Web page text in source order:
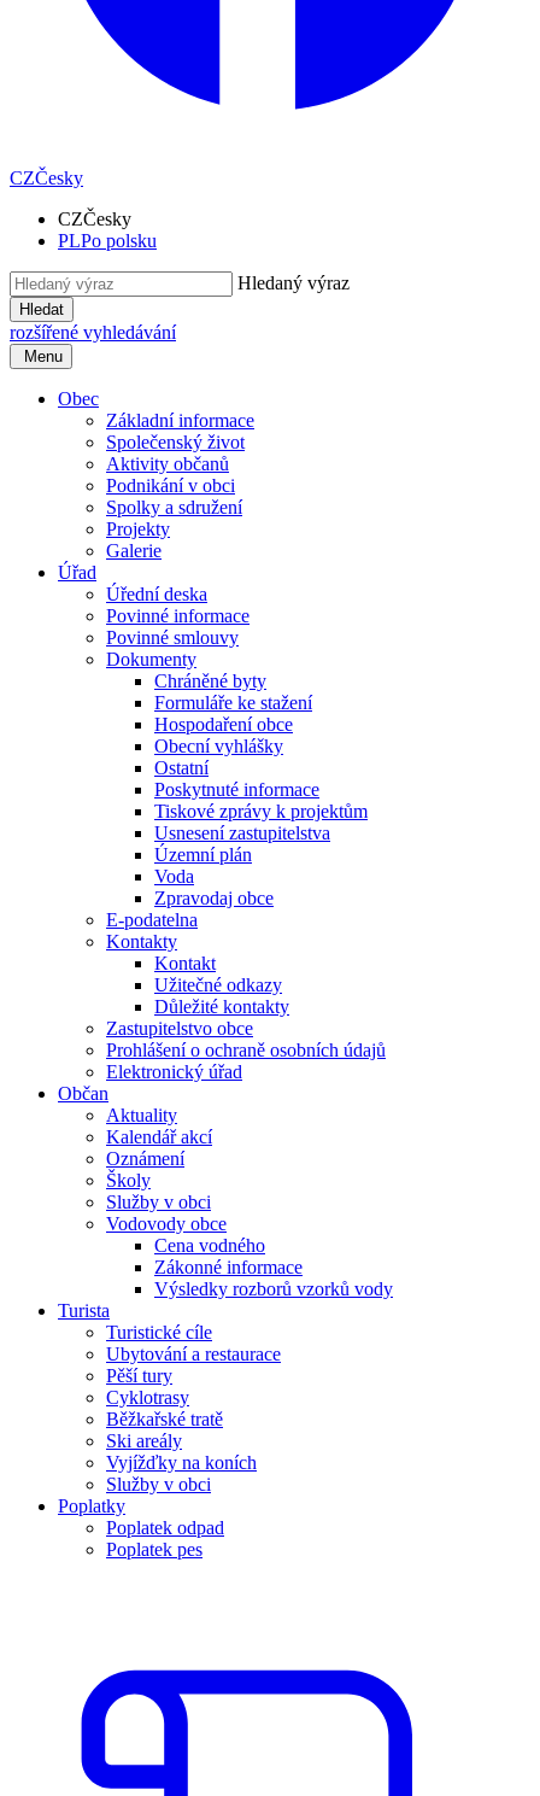
CZČesky
CZČesky
PLPo polsku
Hledaný výraz
Hledat
rozšířené vyhledávání
Menu
Obec
Základní informace
Společenský život
Aktivity občanů
Podnikání v obci
Spolky a sdružení
Projekty
Galerie
Úřad
Úřední deska
Povinné informace
Povinné smlouvy
Dokumenty
Chráněné byty
Formuláře ke stažení
Hospodaření obce
Obecní vyhlášky
Ostatní
Poskytnuté informace
Tiskové zprávy k projektům
Usnesení zastupitelstva
Územní plán
Voda
Zpravodaj obce
E-podatelna
Kontakty
Kontakt
Užitečné odkazy
Důležité kontakty
Zastupitelstvo obce
Prohlášení o ochraně osobních údajů
Elektronický úřad
Občan
Aktuality
Kalendář akcí
Oznámení
Školy
Služby v obci
Vodovody obce
Cena vodného
Zákonné informace
Výsledky rozborů vzorků vody
Turista
Turistické cíle
Ubytování a restaurace
Pěší tury
Cyklotrasy
Běžkařské tratě
Ski areály
Vyjížďky na koních
Služby v obci
Poplatky
Poplatek odpad
Poplatek pes